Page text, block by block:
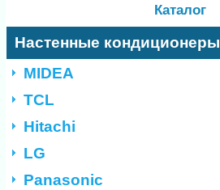
Каталог
Настенные кондиционеры
MIDEA
TCL
Hitachi
LG
Panasonic